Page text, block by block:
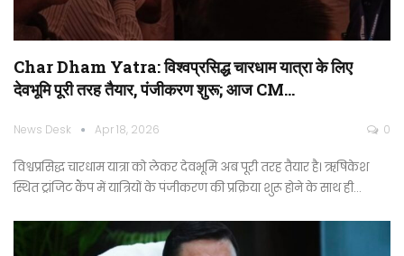
Char Dham Yatra: विश्वप्रसिद्ध चारधाम यात्रा के लिए
देवभूमि पूरी तरह तैयार, पंजीकरण शुरू; आज CM…
News Desk Apr 18, 2026 0
विश्वप्रसिद्ध चारधाम यात्रा को लेकर देवभूमि अब पूरी तरह तैयार है। ऋषिकेश
स्थित ट्रांजिट कैंप में यात्रियों के पंजीकरण की प्रक्रिया शुरू होने के साथ ही…